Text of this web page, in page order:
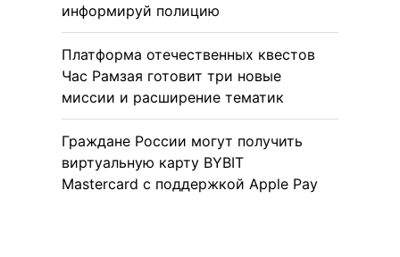
информируй полицию
Платформа отечественных квестов
Час Рамзая готовит три новые
миссии и расширение тематик
Граждане России могут получить
виртуальную карту BYBIT
Mastercard с поддержкой Apple Pay